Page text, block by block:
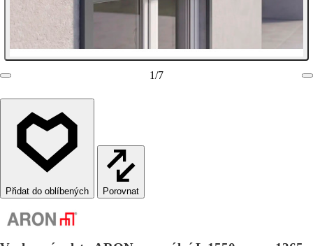
1/7
Porovnat